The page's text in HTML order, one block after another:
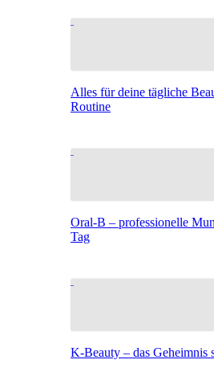
Alles für deine tägliche
Routine
Oral-B – professionelle
Tag
K-Beauty – das Geheimnis